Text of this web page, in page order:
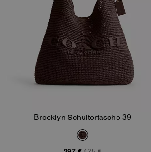
In Den Warenkorb
Brooklyn Schultertasche 39